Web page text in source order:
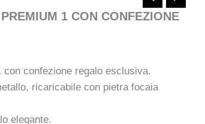
0
1 CON CONFEZIONE
confezione regalo esclusiva.
ricaricabile con pietra focaia
elegante.